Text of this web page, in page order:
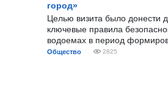
город»
Целью визита было донести
ключевые правила
водоемах в период
Общество 2825